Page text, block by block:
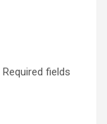
Required fields